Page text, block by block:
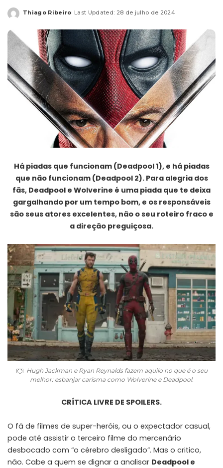
Posted
Thiago Ribeiro Last Updated: 28 de julho de 2024
Há piadas que funcionam (Deadpool 1), e há piadas
que não funcionam (Deadpool 2). Para alegria dos
fãs, Deadpool e Wolverine é uma piada que te deixa
gargalhando por um tempo bom, e os responsáveis
são seus atores excelentes, não o seu roteiro fraco e
a direção preguiçosa.
Hugh Jackman e Ryan Reynalds fazem aquilo no que é o seu
melhor: esbanjar carisma como Wolverine e Deadpool.
CRÍTICA LIVRE DE SPOILERS.
O fã de filmes de super-heróis, ou o expectador casual,
pode até assistir o terceiro filme do mercenário
desbocado com “o cérebro desligado”. Mas o critico,
não. Cabe a quem se dignar a analisar Deadpool e